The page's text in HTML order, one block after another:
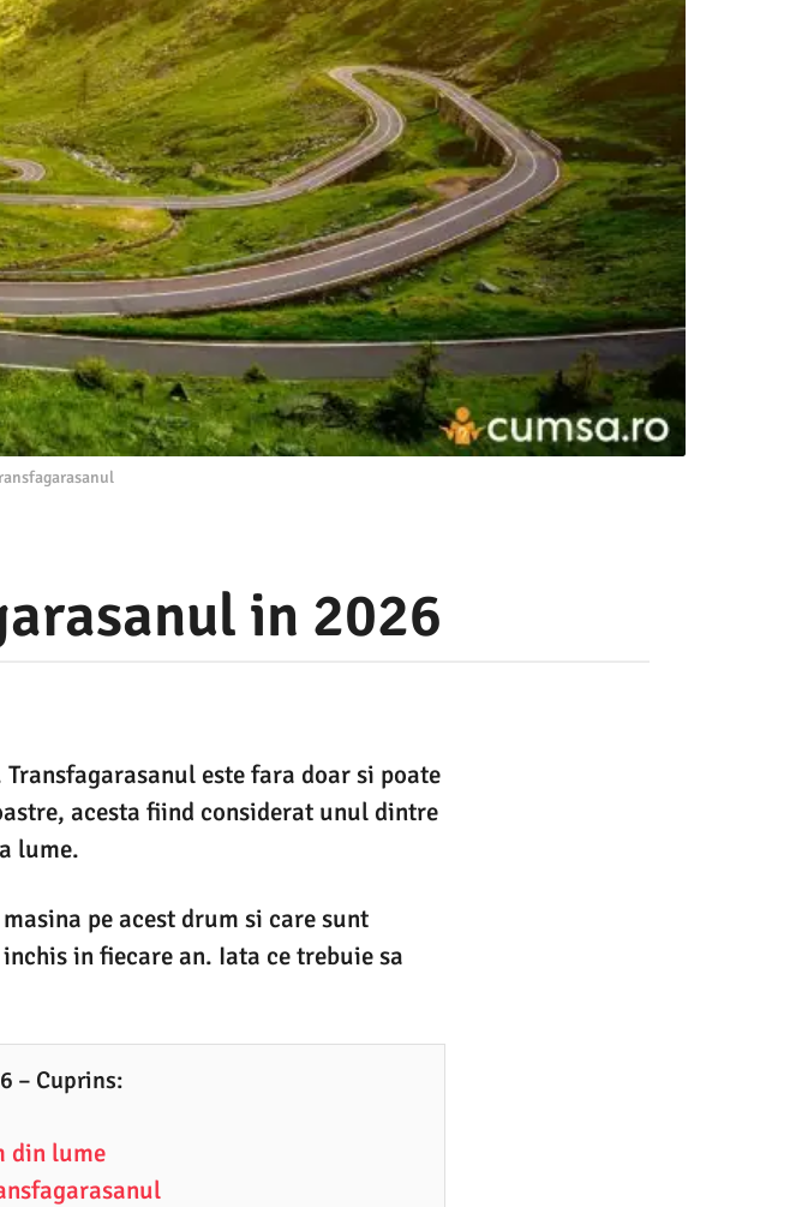
in 2026
este fara doar si poate
acesta fiind considerat unul dintre
lume.
pe acest drum si care sunt
in fiecare an. Iata ce trebuie sa
– Cuprins:
din lume